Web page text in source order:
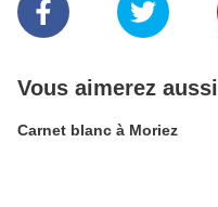
Vous aimerez aussi
Carnet blanc à Moriez